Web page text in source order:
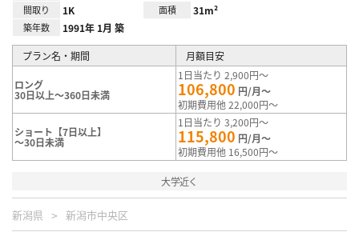
間取り 1K 面積 31m²
築年数 1991年 1月 築
プラン名・期間 月額目安
ロング
30日以上～360日未満
1日当たり 2,900円～
106,800 円/月～
初期費用他 22,000円～
ショート【7日以上】
～30日未満
1日当たり 3,200円～
115,800 円/月～
初期費用他 16,500円～
大学近く
新潟県 新潟市中央区